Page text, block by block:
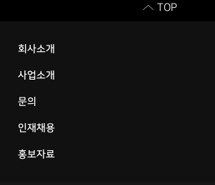
TOP
회사소개
사업소개
문의
인재채용
홍보자료